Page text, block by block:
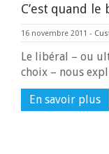
C’est quand
16 novembre 2011 -
Le libéral – ou
choix – nous
En savoir plus